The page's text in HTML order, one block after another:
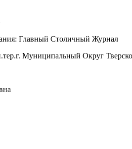
Главный Столичный Журнал
Муниципальный Округ